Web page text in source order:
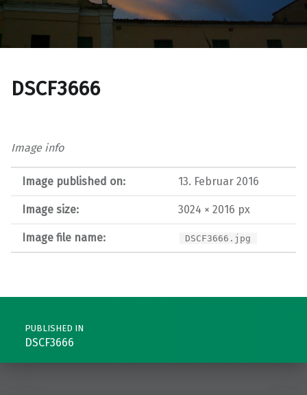
DSCF3666
Image info
Image published on: 13. Februar 2016
Image size: 3024 × 2016 px
Image file name: DSCF3666.jpg
Post navigation
PUBLISHED IN
DSCF3666